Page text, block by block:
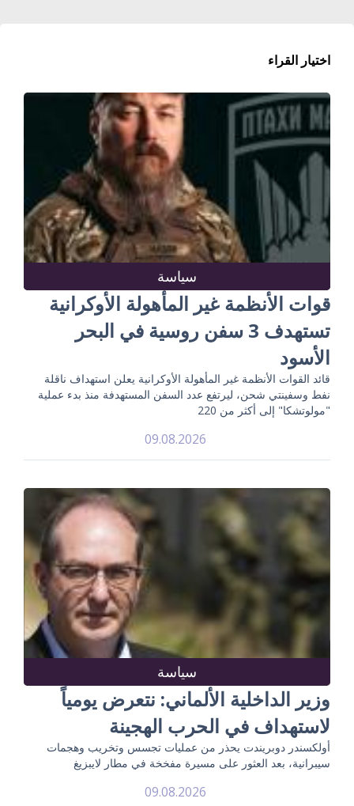
اختيار القراء
سياسة
قوات الأنظمة غير المأهولة الأوكرانية
تستهدف 3 سفن روسية في البحر
الأسود
قائد القوات الأنظمة غير المأهولة الأوكرانية يعلن استهداف ناقلة
نفط وسفينتي شحن، ليرتفع عدد السفن المستهدفة منذ بدء عملية
"مولوتشكا" إلى أكثر من 220
09.08.2026
سياسة
وزير الداخلية الألماني: نتعرض يومياً
لاستهداف في الحرب الهجينة
أولكسندر دوبريندت يحذر من عمليات تجسس وتخريب وهجمات
سيبرانية، بعد العثور على مسيرة مفخخة في مطار لايبزيغ
09.08.2026